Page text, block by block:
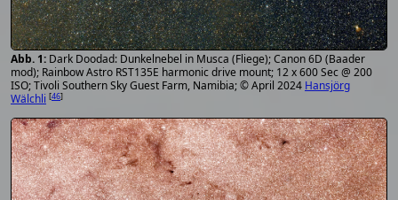
Dark Doodad: Dunkelnebel in Musca (Fliege); Canon 6D (Baader
mod); Rainbow Astro RST135E harmonic drive mount; 12 x 600 Sec @ 200
ISO; Tivoli Southern Sky Guest Farm, Namibia; © April 2024 Hansjörg
Wälchli [46]